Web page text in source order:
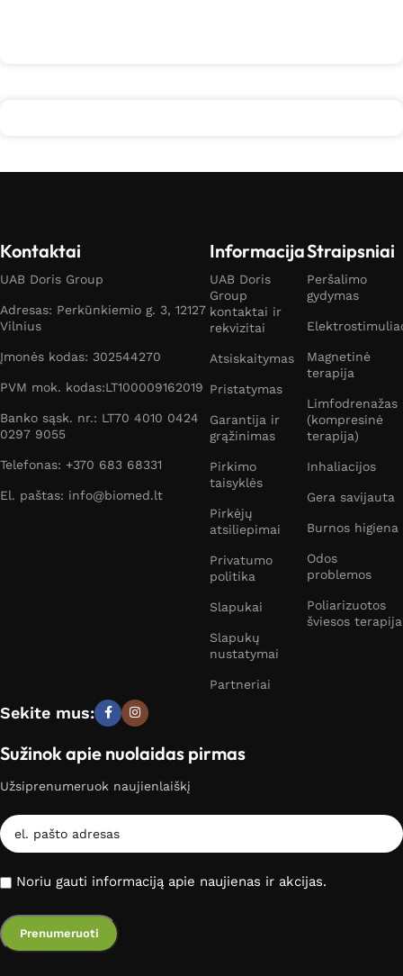
Kontaktai
UAB Doris Group
Adresas: Perkūnkiemio g. 3, 12127
Vilnius
Įmonės kodas: 302544270
PVM mok. kodas:LT100009162019
Banko sąsk. nr.: LT70 4010 0424
0297 9055
Telefonas: +370 683 68331
El. paštas: info@biomed.lt
Informacija
UAB Doris
Group
kontaktai ir
rekvizitai
Atsiskaitymas
Pristatymas
Garantija ir
grąžinimas
Pirkimo
taisyklės
Pirkėjų
atsiliepimai
Privatumo
politika
Slapukai
Slapukų
nustatymai
Partneriai
Straipsniai
Peršalimo
gydymas
Magnetinė
terapija
Limfodrenažas
(kompresinė
terapija)
Inhaliacijos
Gera savijauta
Burnos higiena
Odos
problemos
Poliarizuotos
šviesos terapija
Sekite mus:
Sužinok apie nuolaidas pirmas
Užsiprenumeruok naujienlaiškį
Noriu gauti informaciją apie naujienas ir akcijas.